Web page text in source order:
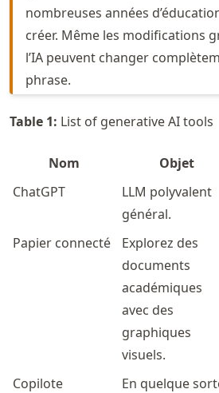
nombreuses années
créer. Même les modifications
l’IA peuvent changer
phrase.
Table 1: List of generative AI tools
Nom Objet
ChatGPT
LLM polyvalent
général.
Papier connecté
Explorez des
documents
académiques
avec des
graphiques
visuels.
Copilote
En quelque